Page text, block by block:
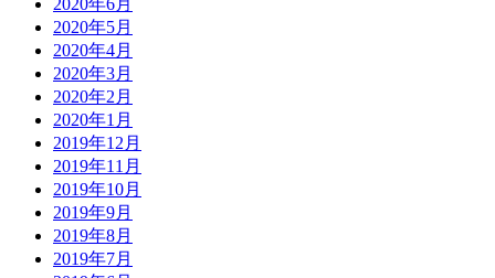
2020年6月
2020年5月
2020年4月
2020年3月
2020年2月
2020年1月
2019年12月
2019年11月
2019年10月
2019年9月
2019年8月
2019年7月